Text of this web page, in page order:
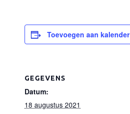
Toevoegen aan kalender
GEGEVENS
Datum:
18 augustus 2021